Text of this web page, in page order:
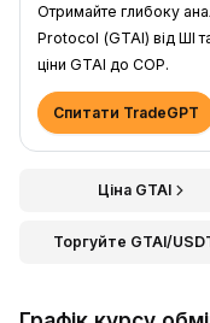
Отримайте глибоку
Protocol (GTAI) від ШІ
ціни GTAI до COP.
Спитати TradeGPT
Ціна GTAI
Торгуйте GTAI/